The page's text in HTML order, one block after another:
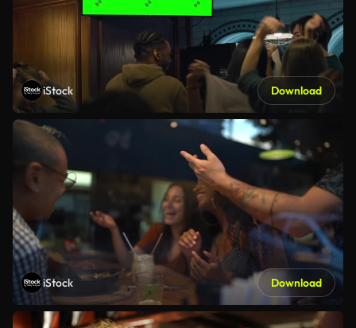
iStock Download
iStock Download